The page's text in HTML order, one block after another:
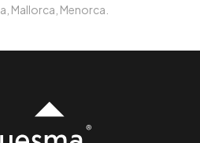
Mallorca, Menorca.